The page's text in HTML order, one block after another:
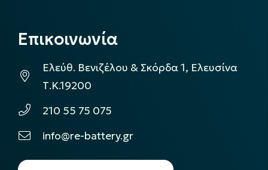
Επικοινωνία
Ελεύθ. Βενιζέλου & Σκόρδα 1, Ελευσίνα
Τ.Κ.19200
210 55 75 075
info@re-battery.gr